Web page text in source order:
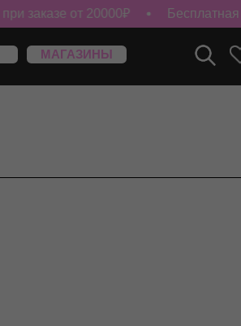
заказе от 20000₽ Бесплатная